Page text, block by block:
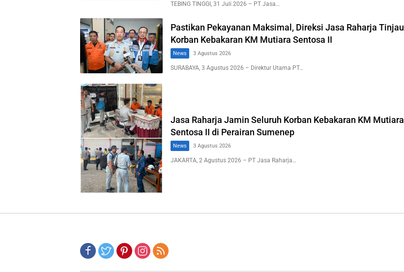
TEBING TINGGI, 31 Juli 2026 – PT Jasa…
Pastikan Pekayanan Maksimal, Direksi Jasa Raharja Tinjau
Korban Kebakaran KM Mutiara Sentosa II
News 3 Agustus 2026
SURABAYA, 3 Agustus 2026 – Direktur Utama PT…
Jasa Raharja Jamin Seluruh Korban Kebakaran KM Mutiara
Sentosa II di Perairan Sumenep
News 3 Agustus 2026
JAKARTA, 2 Agustus 2026 – PT Jasa Raharja…